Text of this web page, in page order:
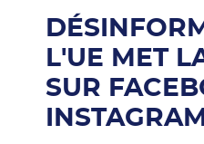
L'UE MET
SUR
INSTAGRAM